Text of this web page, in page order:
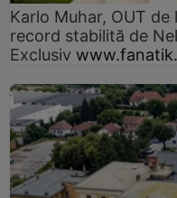
Karlo Muhar, OUT de
record stabilită de
Exclusiv